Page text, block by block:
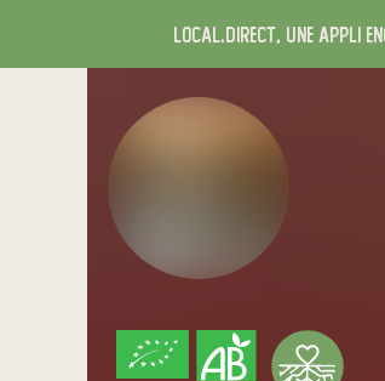
local.direct, une appli